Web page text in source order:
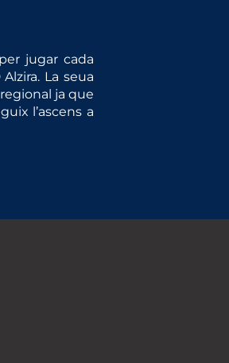
jugar cada
La seua
ja que
l’ascens a